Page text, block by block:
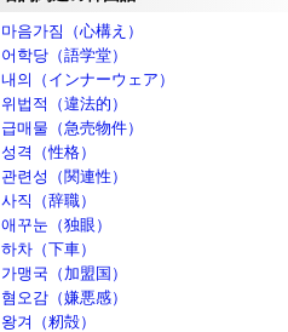
마음가짐（心構え）
어학당（語学堂）
내의（インナーウェア）
위법적（違法的）
급매물（急売物件）
성격（性格）
관련성（関連性）
사직（辞職）
애꾸눈（独眼）
하차（下車）
가맹국（加盟国）
혐오감（嫌悪感）
왕겨（籾殻）